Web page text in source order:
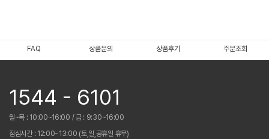
FAQ 상품문의 상품후기 주문조회
1544 - 6101
월~목 : 10:00~16:00 / 금 : 9:30~16:00
점심시간 : 12:00~13:00 (토,일,공휴일 휴무)